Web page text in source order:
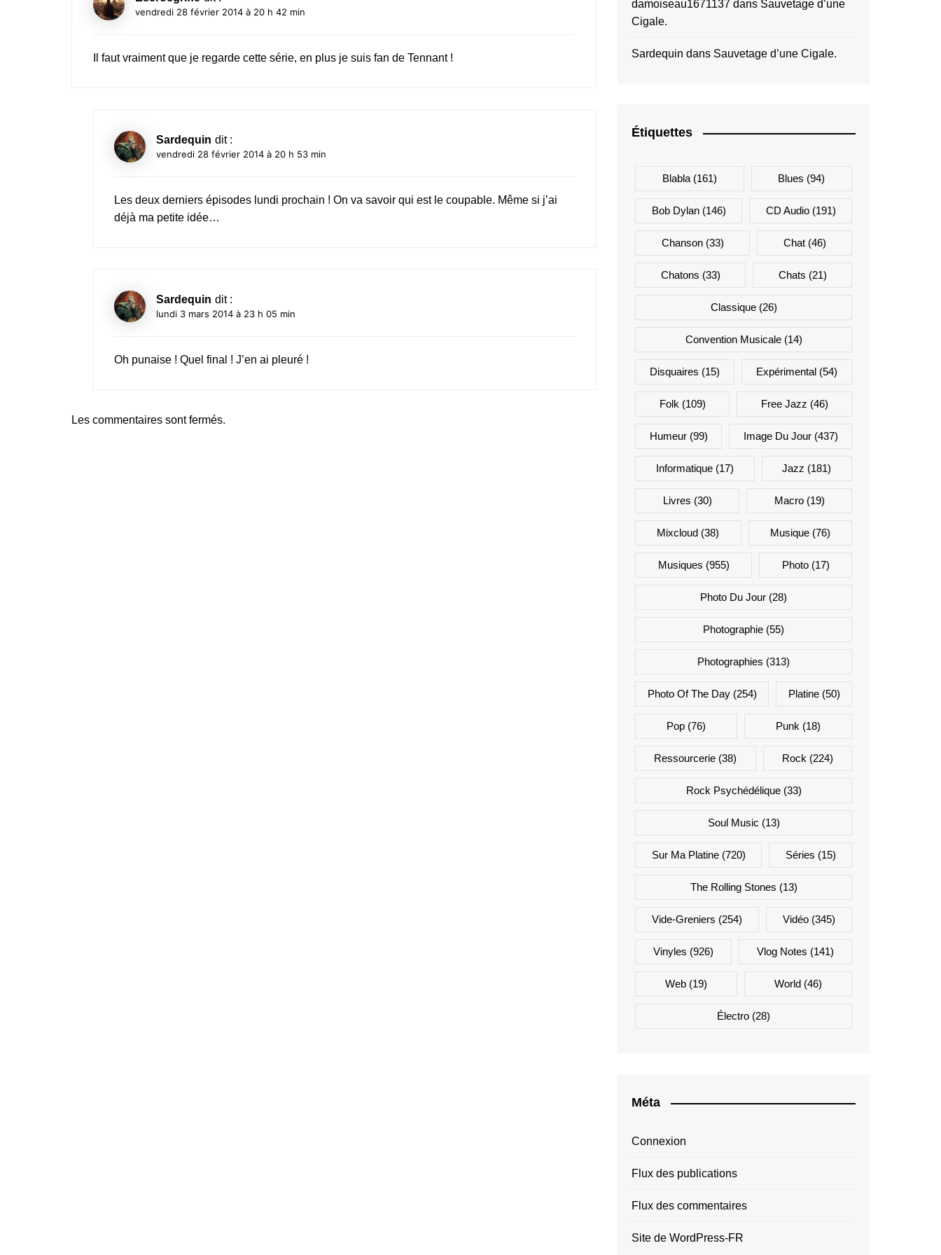
vendredi 28 février 2014 à 20 h 42 min
Il faut vraiment que je regarde cette série, en plus je suis fan de Tennant !
Sardequin dit :
vendredi 28 février 2014 à 20 h 53 min
Les deux derniers épisodes lundi prochain ! On va savoir qui est le coupable. Même si j’ai
déjà ma petite idée…
Sardequin dit :
lundi 3 mars 2014 à 23 h 05 min
Oh punaise ! Quel final ! J’en ai pleuré !
Les commentaires sont fermés.
damoiseau1671137 dans Sauvetage d’une
Cigale.
Sardequin dans Sauvetage d’une Cigale.
Étiquettes
Blabla(161) Blues (94)
Bob Dylan(146) CD Audio(191)
Chanson(33) Chat(46)
Chatons (33) Chats (21)
Classique(26)
Convention Musicale(14)
Disquaires (15) Expérimental (54)
Folk (109) Free Jazz (46)
Humeur(99) Image Du Jour(437)
Informatique(17) Jazz (181)
Livres (30) Macro(19)
Mixcloud (38) Musique(76)
Musiques (955) Photo(17)
Photo Du Jour (28)
Photographie (55)
Photographies (313)
Photo Of The Day(254) Platine(50)
Pop (76) Punk (18)
Ressourcerie (38) Rock (224)
Rock Psychédélique(33)
Soul Music (13)
Sur Ma Platine(720) Séries (15)
The Rolling Stones (13)
Vide-Greniers (254) Vidéo (345)
Vinyles (926) Vlog Notes (141)
Web (19) World (46)
Électro (28)
Méta
Connexion
Flux des publications
Flux des commentaires
Site de WordPress-FR